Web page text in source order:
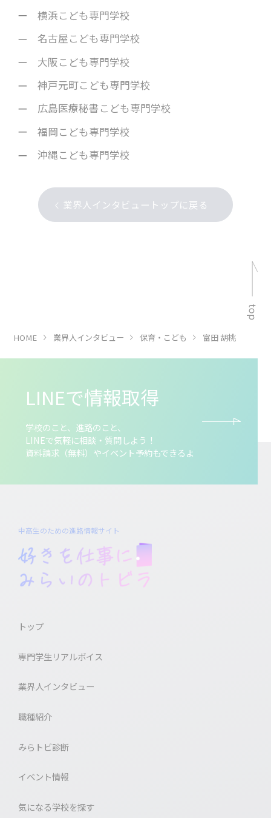
横浜こども専門学校
名古屋こども専門学校
大阪こども専門学校
神戸元町こども専門学校
広島医療秘書こども専門学校
福岡こども専門学校
沖縄こども専門学校
業界人インタビュートップに戻る
HOME 業界人インタビュー 保育・こども 富田 胡桃
LINEで情報取得
学校のこと、進路のこと、
LINEで気軽に相談・質問しよう！
資料請求（無料）やイベント予約もできるよ
中高生のための進路情報サイト
トップ
専門学生リアルボイス
業界人インタビュー
職種紹介
みらトビ診断
イベント情報
気になる学校を探す